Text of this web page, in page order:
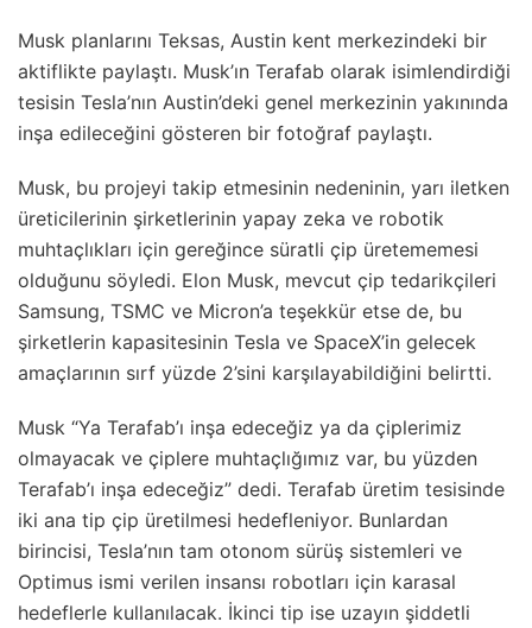
Musk planlarını Teksas, Austin kent merkezindeki bir
aktiflikte paylaştı. Musk’ın Terafab olarak isimlendirdiği
tesisin Tesla’nın Austin’deki genel merkezinin yakınında
inşa edileceğini gösteren bir fotoğraf paylaştı.
Musk, bu projeyi takip etmesinin nedeninin, yarı iletken
üreticilerinin şirketlerinin yapay zeka ve robotik
muhtaçlıkları için gereğince süratli çip üretememesi
olduğunu söyledi. Elon Musk, mevcut çip tedarikçileri
Samsung, TSMC ve Micron’a teşekkür etse de, bu
şirketlerin kapasitesinin Tesla ve SpaceX’in gelecek
amaçlarının sırf yüzde 2’sini karşılayabildiğini belirtti.
Musk “Ya Terafab’ı inşa edeceğiz ya da çiplerimiz
olmayacak ve çiplere muhtaçlığımız var, bu yüzden
Terafab’ı inşa edeceğiz” dedi. Terafab üretim tesisinde
iki ana tip çip üretilmesi hedefleniyor. Bunlardan
birincisi, Tesla’nın tam otonom sürüş sistemleri ve
Optimus ismi verilen insansı robotları için karasal
hedeflerle kullanılacak. İkinci tip ise uzayın şiddetli